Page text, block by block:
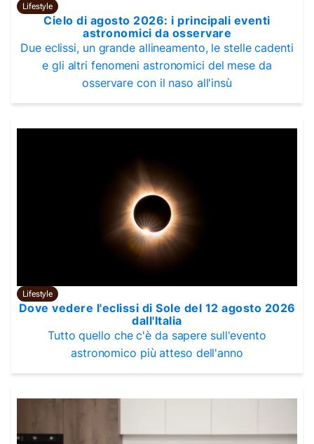
Lifestyle
Cielo di agosto 2026: i principali eventi
astronomici da osservare
Due eclissi, un grande allineamento, le stelle cadenti
e gli altri fenomeni astronomici del mese da
osservare con il naso all'insù
Lifestyle
Dove vedere l'eclissi di Sole del 12 agosto 2026
dall'Italia
Tutto quello che c'è da sapere sull'evento
astronomico più atteso dell'anno